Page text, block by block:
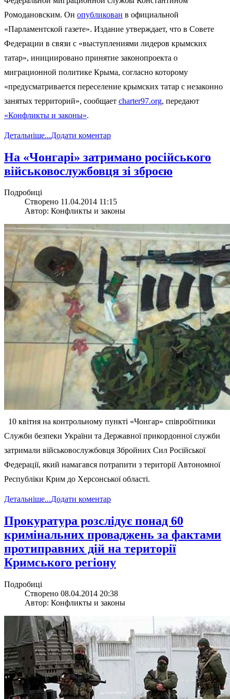
Ромодановским. Он опубликован в официальной
«Парламентской газете». Издание утверждает, что в Совете
Федерации в связи с «выступлениями лидеров крымских
татар», инициировано принятие законопроекта о
миграционной политике Крыма, согласно которому
«предусматривается переселение крымских татар с незаконно
занятых территорий», сообщает charter97.org, передают
«Конфликты и законы».
Детальніше...Додати коментар
На «Чонгарі» затримано російського
військовослужбовця зі зброєю
Подробиці
Створено 11.04.2014 11:15
Автор: Конфликты и законы
10 квітня на контрольному пункті «Чонгар» співробітники
Служби безпеки України та Державної прикордонної служби
затримали військовослужбовця Збройних Сил Російської
Федерації, який намагався потрапити з території Автономної
Республіки Крим до Херсонської області.
Детальніше...Додати коментар
Прокуратура розслідує понад 60
кримінальних проваджень за фактами
протиправних дій на території
Кримського регіону
Подробиці
Створено 08.04.2014 20:38
Автор: Конфликты и законы